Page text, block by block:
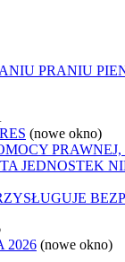
PRANIU
(nowe okno)
JEDNOSTEK
2026 (nowe okno)